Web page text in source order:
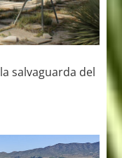
salvaguarda del